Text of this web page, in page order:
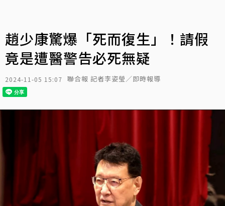
趙少康驚爆「死而復生」！請假
竟是遭醫警告必死無疑
2024-11-05 15:07 聯合報 記者李姿瑩／即時報導